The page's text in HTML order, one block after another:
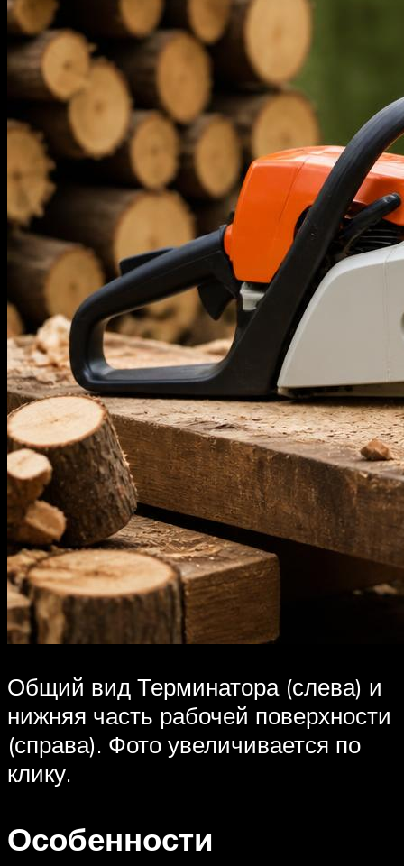
Общий вид Терминатора (слева) и
нижняя часть рабочей поверхности
(справа). Фото увеличивается по
клику.
Особенности